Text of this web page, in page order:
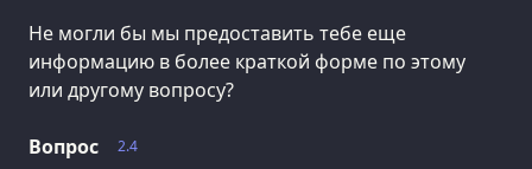
Не могли бы мы предоставить тебе еще
информацию в более краткой форме по этому
или другому вопросу?
2.4
Вопрос